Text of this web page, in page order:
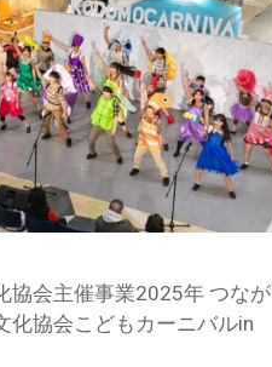
協会主催事業2025年 つなが
化協会こどもカーニバルin